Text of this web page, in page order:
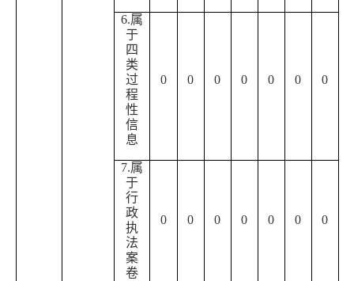
6.属
于
四
类
过
程
性
信
息
0 0 0 0 0 0 0
7.属
于
行
政
执
法
案
卷
0 0 0 0 0 0 0